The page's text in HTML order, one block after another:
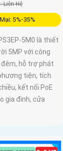
Liên Hệ
5%-35%
5M0 là thiết
5MP với công
đêm, hỗ trợ phát
tiện, tích
kết nối PoE
gia đình, cửa